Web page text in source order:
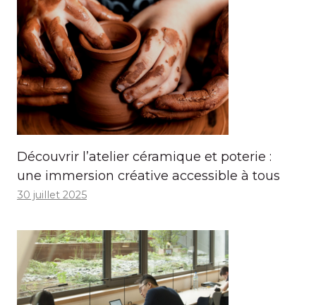
Découvrir l’atelier céramique et poterie :
une immersion créative accessible à tous
30 juillet 2025